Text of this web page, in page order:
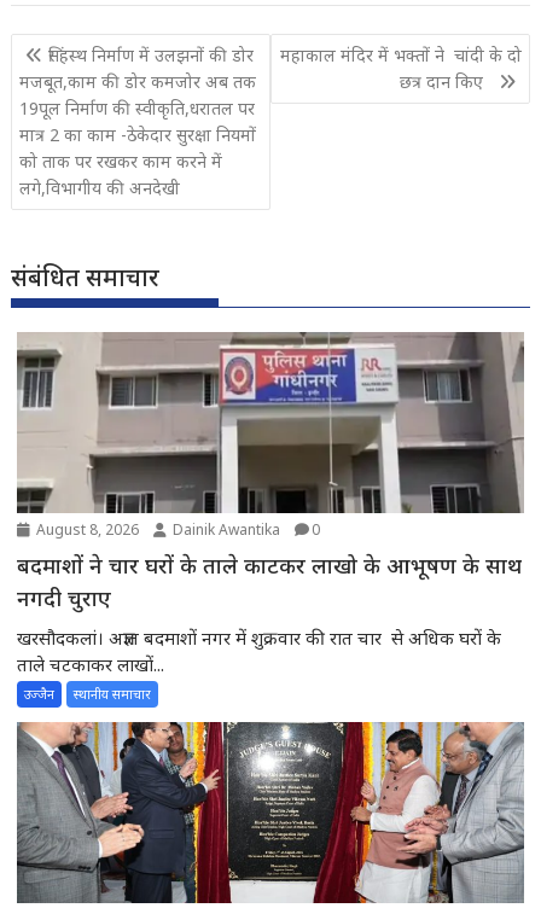
Post
navigation
सिंहस्थ निर्माण में उलझनों की डोर
मजबूत,काम की डोर कमजोर अब तक
19पूल निर्माण की स्वीकृति,धरातल पर
मात्र 2 का काम -ठेकेदार सुरक्षा नियमों
को ताक पर रखकर काम करने में
लगे,विभागीय की अनदेखी
महाकाल मंदिर में भक्तों ने चांदी के दो
छत्र दान किए
संबंधित समाचार
August 8, 2026 Dainik Awantika 0
बदमाशों ने चार घरों के ताले काटकर लाखो के आभूषण के साथ
नगदी चुराए
खरसौदकलां। अज्ञात बदमाशों नगर में शुक्रवार की रात चार से अधिक घरों के
ताले चटकाकर लाखों...
उज्जैन स्थानीय समाचार